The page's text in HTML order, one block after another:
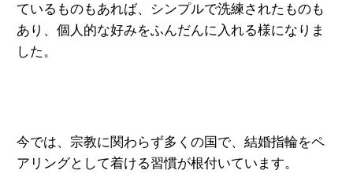
ているものもあれば、シンプルで洗練されたものも
あり、個人的な好みをふんだんに入れる様になりま
した。
今では、宗教に関わらず多くの国で、結婚指輪をペ
アリングとして着ける習慣が根付いています。